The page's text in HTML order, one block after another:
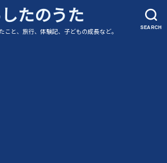
SEARCH
たのうた
こと、旅行、体験記、子どもの成長など。